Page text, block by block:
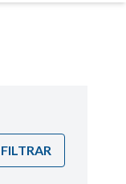
FILTRAR